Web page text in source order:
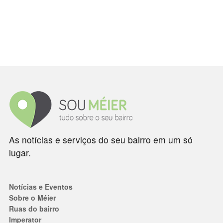
As notícias e serviços do seu bairro em um só
lugar.
Notícias e Eventos
Sobre o Méier
Ruas do bairro
Imperator